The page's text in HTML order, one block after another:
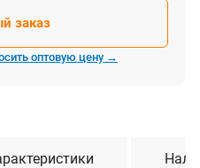
заказ
оптовую цену →